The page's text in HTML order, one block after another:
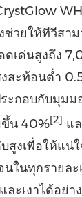
ช่วยให้ทีวีสา
เด่นสูงถึง
ะท้อนต่ำ
ะกอบกับมุมม
ขึ้น 40%[2] แ
สูงเพื่อให้แน่
ในทุกรายละ
ะเงาได้อย่า